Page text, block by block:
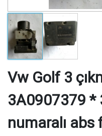
Vw Golf 3
3A0907379 *
numaralı abs